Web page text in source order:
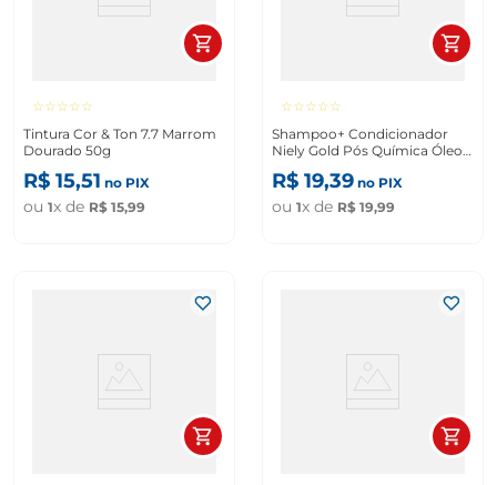
☆☆☆☆☆
Tintura Cor & Ton 7.7 Marrom
Dourado 50g
R$ 15,51 no PIX
ou 1x de R$ 15,99
☆☆☆☆☆
Shampoo+ Condicionador
Niely Gold Pós Química Óleo
de Argan 275ml+ 175ml
R$ 19,39 no PIX
ou 1x de R$ 19,99